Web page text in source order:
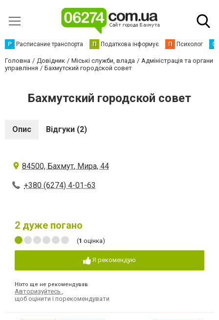
Р Расписание транспорта П Податкова інформує П Психолог С
Головна Довідник Міські служби, влада
Адміністрація та органи
управління
Бахмутский городской совет
Бахмутский городской совет
Опис Відгуки (2)
84500, Бахмут, Мира, 44
+380 (6274) 4-01-63
2 дуже погано
(1 оцінка)
Я рекомендую
Ніхто ще не рекомендував
Авторизуйтесь
щоб оцінити і порекомендувати